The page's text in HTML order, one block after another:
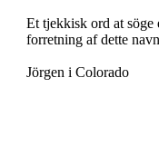
Et tjekkisk ord at söge
forretning af dette
Jörgen i Colorado